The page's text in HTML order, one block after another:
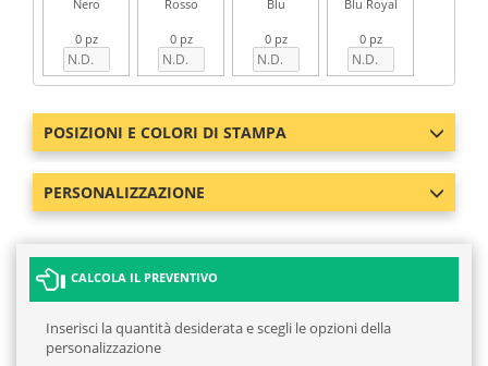
Nero
0 pz
Rosso
0 pz
Blu
0 pz
Blu Royal
0 pz
POSIZIONI E COLORI DI STAMPA
PERSONALIZZAZIONE
CALCOLA IL PREVENTIVO
Inserisci la quantità desiderata e scegli le opzioni della
personalizzazione